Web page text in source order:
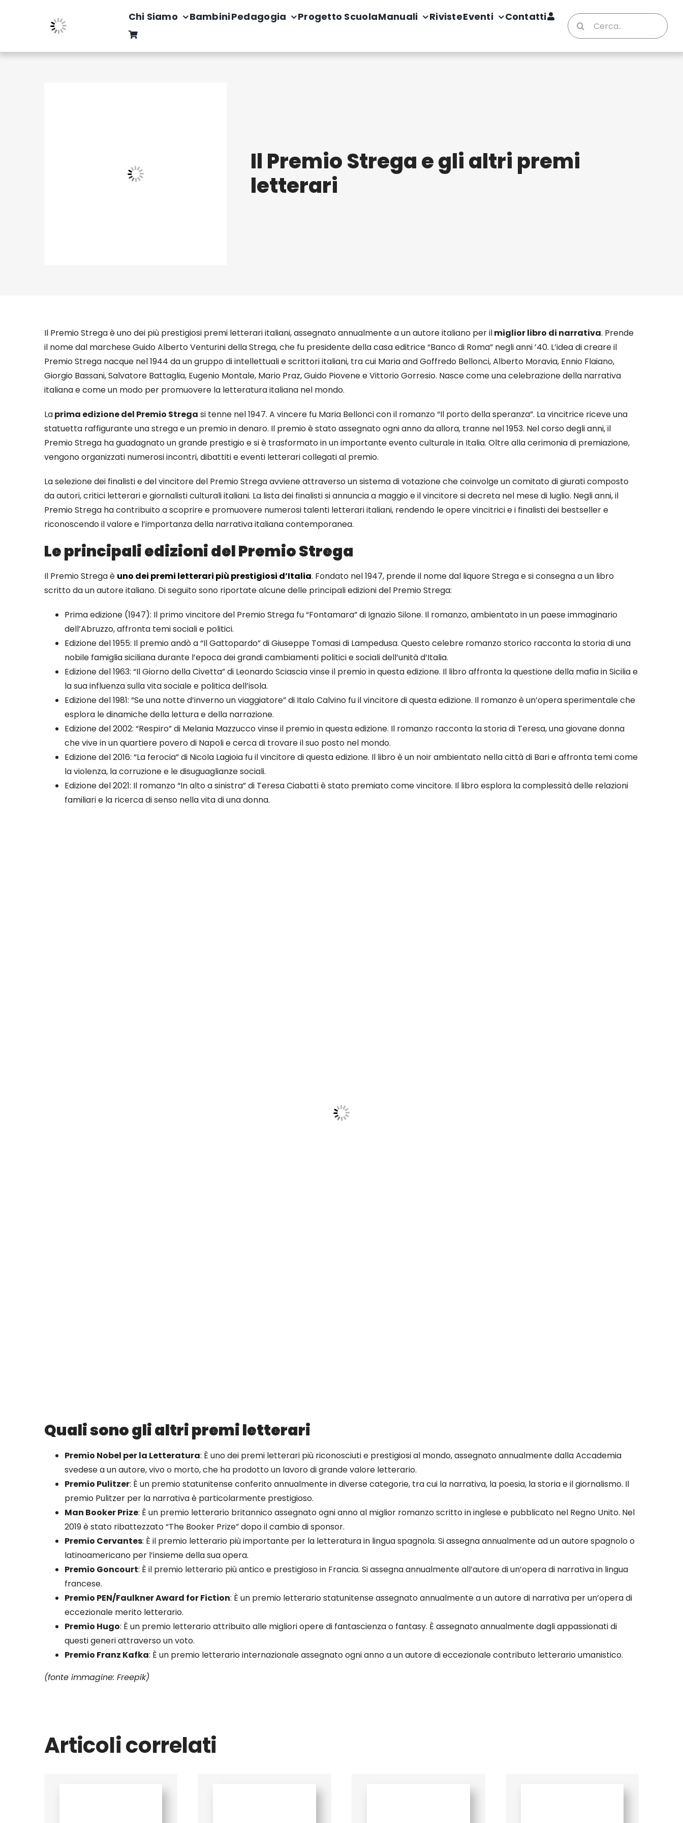
Chi Siamo BambiniPedagogia Progetto ScuolaManuali RivisteEventi Contatti
Cerca
per:
Il Premio Strega e gli altri premi
letterari
Il Premio Strega è uno dei più prestigiosi premi letterari italiani, assegnato annualmente a un autore italiano per ilmiglior libro di narrativa. Prende
il nome dal marchese Guido Alberto Venturini della Strega, che fu presidente della casa editrice “Banco di Roma” negli anni ’40. L’idea di creare il
Premio Strega nacque nel 1944 da un gruppo di intellettuali e scrittori italiani, tra cui Maria and Goffredo Bellonci, Alberto Moravia, Ennio Flaiano,
Giorgio Bassani, Salvatore Battaglia, Eugenio Montale, Mario Praz, Guido Piovene e Vittorio Gorresio. Nasce come una celebrazione della narrativa
italiana e come un modo per promuovere la letteratura italiana nel mondo.
Laprima edizione del Premio Strega si tenne nel 1947. A vincere fu Maria Bellonci con il romanzo “Il porto della speranza”. La vincitrice riceve una
statuetta raffigurante una strega e un premio in denaro. Il premio è stato assegnato ogni anno da allora, tranne nel 1953. Nel corso degli anni, il
Premio Strega ha guadagnato un grande prestigio e si è trasformato in un importante evento culturale in Italia. Oltre alla cerimonia di premiazione,
vengono organizzati numerosi incontri, dibattiti e eventi letterari collegati al premio.
La selezione dei finalisti e del vincitore del Premio Strega avviene attraverso un sistema di votazione che coinvolge un comitato di giurati composto
da autori, critici letterari e giornalisti culturali italiani. La lista dei finalisti si annuncia a maggio e il vincitore si decreta nel mese di luglio. Negli anni, il
Premio Strega ha contribuito a scoprire e promuovere numerosi talenti letterari italiani, rendendo le opere vincitrici e i finalisti dei bestseller e
riconoscendo il valore e l’importanza della narrativa italiana contemporanea.
Le principali edizioni del Premio Strega
Il Premio Strega è uno dei premi letterari più prestigiosi d’Italia. Fondato nel 1947, prende il nome dal liquore Strega e si consegna a un libro
scritto da un autore italiano. Di seguito sono riportate alcune delle principali edizioni del Premio Strega:
Prima edizione (1947): Il primo vincitore del Premio Strega fu “Fontamara” di Ignazio Silone. Il romanzo, ambientato in un paese immaginario
dell’Abruzzo, affronta temi sociali e politici.
Edizione del 1955: Il premio andò a “Il Gattopardo” di Giuseppe Tomasi di Lampedusa. Questo celebre romanzo storico racconta la storia di una
nobile famiglia siciliana durante l’epoca dei grandi cambiamenti politici e sociali dell’unità d’Italia.
Edizione del 1963: “Il Giorno della Civetta” di Leonardo Sciascia vinse il premio in questa edizione. Il libro affronta la questione della mafia in Sicilia e
la sua influenza sulla vita sociale e politica dell’isola.
Edizione del 1981: “Se una notte d’inverno un viaggiatore” di Italo Calvino fu il vincitore di questa edizione. Il romanzo è un’opera sperimentale che
esplora le dinamiche della lettura e della narrazione.
Edizione del 2002: “Respiro” di Melania Mazzucco vinse il premio in questa edizione. Il romanzo racconta la storia di Teresa, una giovane donna
che vive in un quartiere povero di Napoli e cerca di trovare il suo posto nel mondo.
Edizione del 2016: “La ferocia” di Nicola Lagioia fu il vincitore di questa edizione. Il libro è un noir ambientato nella città di Bari e affronta temi come
la violenza, la corruzione e le disuguaglianze sociali.
Edizione del 2021: Il romanzo “In alto a sinistra” di Teresa Ciabatti è stato premiato come vincitore. Il libro esplora la complessità delle relazioni
familiari e la ricerca di senso nella vita di una donna.
Quali sono gli altri premi letterari
Premio Nobel per la Letteratura: È uno dei premi letterari più riconosciuti e prestigiosi al mondo, assegnato annualmente dalla Accademia
svedese a un autore, vivo o morto, che ha prodotto un lavoro di grande valore letterario.
Premio Pulitzer: È un premio statunitense conferito annualmente in diverse categorie, tra cui la narrativa, la poesia, la storia e il giornalismo. Il
premio Pulitzer per la narrativa è particolarmente prestigioso.
Man Booker Prize: È un premio letterario britannico assegnato ogni anno al miglior romanzo scritto in inglese e pubblicato nel Regno Unito. Nel
2019 è stato ribattezzato “The Booker Prize” dopo il cambio di sponsor.
Premio Cervantes: È il premio letterario più importante per la letteratura in lingua spagnola. Si assegna annualmente ad un autore spagnolo o
latinoamericano per l’insieme della sua opera.
Premio Goncourt: È il premio letterario più antico e prestigioso in Francia. Si assegna annualmente all’autore di un’opera di narrativa in lingua
francese.
Premio PEN/Faulkner Award for Fiction: È un premio letterario statunitense assegnato annualmente a un autore di narrativa per un’opera di
eccezionale merito letterario.
Premio Hugo: È un premio letterario attribuito alle migliori opere di fantascienza o fantasy. È assegnato annualmente dagli appassionati di
questi generi attraverso un voto.
Premio Franz Kafka: È un premio letterario internazionale assegnato ogni anno a un autore di eccezionale contributo letterario umanistico.
(fonte immagine: Freepik)
Articoli correlati